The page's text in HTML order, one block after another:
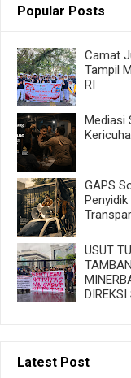
Popular Posts
Camat
Tampil
RI
Mediasi
GAPS
USUT
DIREKSI
Latest Post